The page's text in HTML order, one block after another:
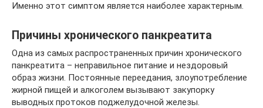
Именно этот симптом является наиболее характерным.
Причины хронического панкреатита
Одна из самых распространенных причин хронического
панкреатита – неправильное питание и нездоровый
образ жизни. Постоянные переедания, злоупотребление
жирной пищей и алкоголем вызывают закупорку
выводных протоков поджелудочной железы.